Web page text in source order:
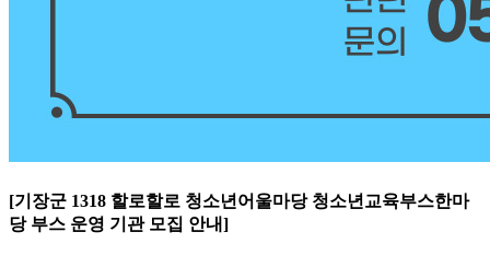
[기장군 1318 할로할로 청소년어울마당 청소년교육부스한마
당 부스 운영 기관 모집 안내]